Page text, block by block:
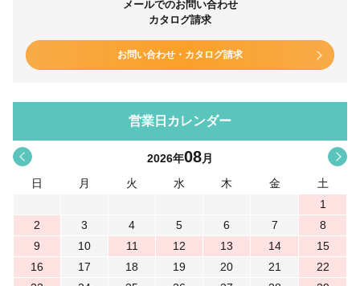
メールでのお問い合わせ
カタログ請求
お問い合わせ・カタログ請求
営業日カレンダー
< >
2026年08月
日
月 火 水 木 金
土
1
2
3 4 5 6 7
8
9
10 11 12 13 14
15
16
17 18 19 20 21
22